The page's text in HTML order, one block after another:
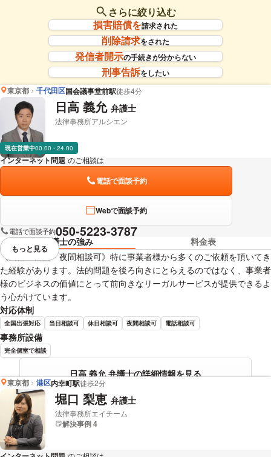
さらに絞り込む
損害賠償を請求された
削除請求をされた
発信者開示の手続きが分からない
刑事告訴をしたい
東京都
千代田区国会議事堂前駅徒歩4分
日高 義允 弁護士
法律事務所アルシエン
現在営業中00:00 - 24:00
インターネット問題 のご相談は
電話で面談予約
Webで面談予約
電話で面談予約050-5223-3787
弁護士の強み
料金表
《当日・休日・夜間相談可》特に事業者様から多くのご依頼を頂いてき
た経験があります。法的問題を後ろ向きにとらえるのではなく、事業者
様のビジネスの価値にとって前向きなリーガルサービスが提供できるよ
う心がけています。
対応体制
全国出張対応 当日相談可 休日相談可 夜間相談可 電話相談可
事務所設備
完全個室で相談
日高 義允 弁護士の詳細情報を見る
視覚的に省略されている要素を
もっと見る
東京都 港区内幸町駅徒歩2分
堀口 梨恵 弁護士
法律事務所エイチーム
解決事例 4